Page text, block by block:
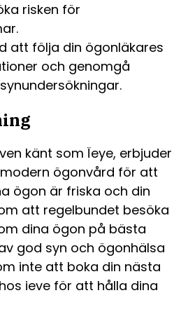
risken för
att följa din ögonläkares
och genomgå
känt som Ïeye, erbjuder
ögonvård för att
ögon är friska och din
att regelbundet besöka
dina ögon på bästa
god syn och ögonhälsa
inte att boka din nästa
ieve för att hålla dina